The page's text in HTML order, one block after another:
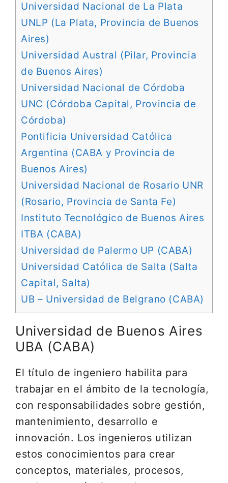
Universidad Nacional de La Plata
UNLP (La Plata, Provincia de Buenos
Aires)
Universidad Austral (Pilar, Provincia
de Buenos Aires)
Universidad Nacional de Córdoba
UNC (Córdoba Capital, Provincia de
Córdoba)
Pontificia Universidad Católica
Argentina (CABA y Provincia de
Buenos Aires)
Universidad Nacional de Rosario UNR
(Rosario, Provincia de Santa Fe)
Instituto Tecnológico de Buenos Aires
ITBA (CABA)
Universidad de Palermo UP (CABA)
Universidad Católica de Salta (Salta
Capital, Salta)
UB – Universidad de Belgrano (CABA)
Universidad de Buenos Aires
UBA (CABA)
El título de ingeniero habilita para
trabajar en el ámbito de la tecnología,
con responsabilidades sobre gestión,
mantenimiento, desarrollo e
innovación. Los ingenieros utilizan
estos conocimientos para crear
conceptos, materiales, procesos,